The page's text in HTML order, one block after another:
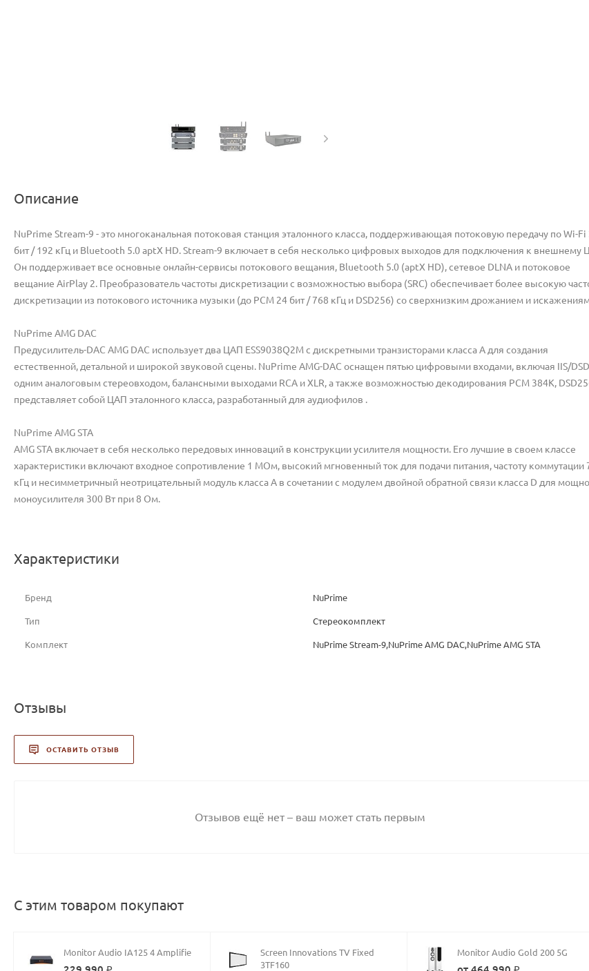
Описание
NuPrime Stream-9 - это многоканальная потоковая станция эталонного класса, поддерживающая потоковую передачу по Wi-Fi
бит / 192 кГц и Bluetooth 5.0 aptX HD. Stream-9 включает в себя несколько цифровых выходов для подключения к внешнему
Он поддерживает все основные онлайн-сервисы потокового вещания, Bluetooth 5.0 (aptX HD), сетевое DLNA и потоковое
вещание AirPlay 2. Преобразователь частоты дискретизации с возможностью выбора (SRC) обеспечивает более высокую
дискретизации из потокового источника музыки (до PCM 24 бит / 768 кГц и DSD256) со сверхнизким дрожанием и
NuPrime AMG DAC
Предусилитель-DAC AMG DAC использует два ЦАП ESS9038Q2M с дискретными транзисторами класса A для создания
естественной, детальной и широкой звуковой сцены. NuPrime AMG-DAC оснащен пятью цифровыми входами, включая IIS/
одним аналоговым стереовходом, балансными выходами RCA и XLR, а также возможностью декодирования PCM 384K,
представляет собой ЦАП эталонного класса, разработанный для аудиофилов .
NuPrime AMG STA
AMG STA включает в себя несколько передовых инноваций в конструкции усилителя мощности. Его лучшие в своем классе
характеристики включают входное сопротивление 1 МОм, высокий мгновенный ток для подачи питания, частоту коммутации
кГц и несимметричный неотрицательный модуль класса A в сочетании с модулем двойной обратной связи класса D для
моноусилителя 300 Вт при 8 Ом.
Характеристики
Бренд NuPrime
Тип Стереокомплект
Комплект NuPrime Stream-9,NuPrime AMG DAC,NuPrime AMG STA
Отзывы
ОСТАВИТЬ ОТЗЫВ
Отзывов ещё нет – ваш может стать первым
С этим товаром покупают
Monitor Audio IA125 4 Amplifie
Screen Innovations TV Fixed
3TF160
Monitor Audio Gold 200 5G